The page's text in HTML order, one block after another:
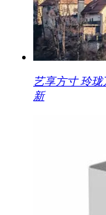
艺享方寸 玲
新